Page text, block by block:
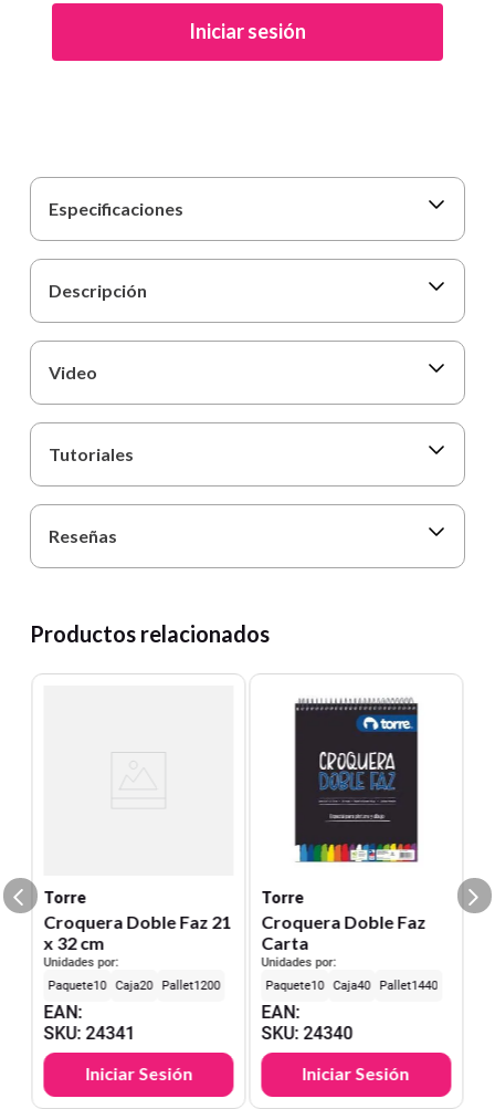
Iniciar sesión
Especificaciones
Descripción
Video
Tutoriales
Reseñas
Productos relacionados
Torre
Croquera Doble Faz 21
x 32 cm
Unidades por:
10
20 1200
EAN:
SKU:24341
Iniciar Sesión
Torre
Croquera Doble Faz
Carta
Unidades por:
10
40 1440
EAN:
SKU:24340
Iniciar Sesión
10